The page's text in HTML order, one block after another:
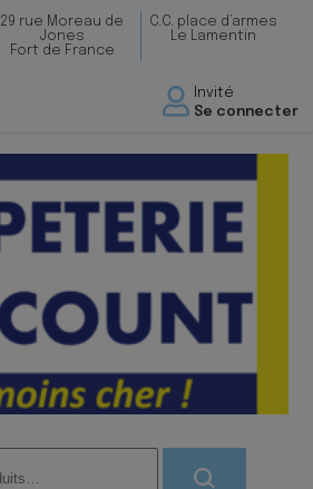
29 rue Moreau de
Jones
Fort de France
C.C. place d’armes
Le Lamentin
Invité
Se connecter